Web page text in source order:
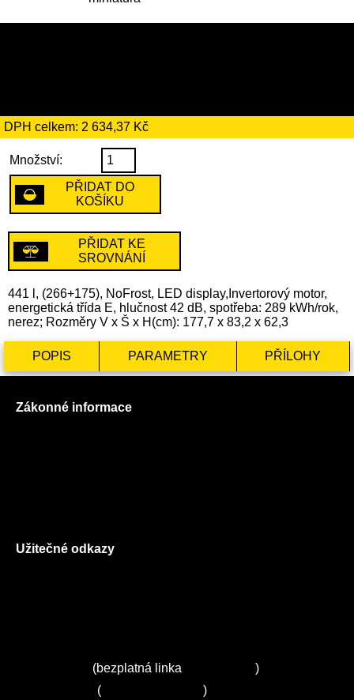
DPH celkem: 2 634,37 Kč
Množství:
PŘIDAT DO
KOŠÍKU
PŘIDAT KE
SROVNÁNÍ
441 l, (266+175), NoFrost, LED display,Invertorový motor,
energetická třída E, hlučnost 42 dB, spotřeba: 289 kWh/rok,
nerez; Rozměry V x Š x H(cm): 177,7 x 83,2 x 62,3
POPIS PARAMETRY PŘÍLOHY
Zákonné informace
Užitečné odkazy
(bezplatná linka
)
( )